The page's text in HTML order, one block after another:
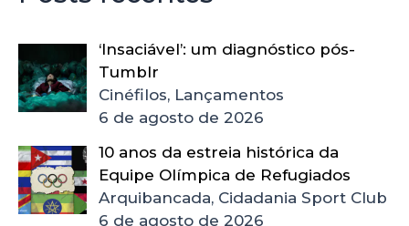
‘Insaciável’: um diagnóstico pós-
Tumblr
Cinéfilos, Lançamentos
6 de agosto de 2026
10 anos da estreia histórica da
Equipe Olímpica de Refugiados
Arquibancada, Cidadania Sport Club
6 de agosto de 2026